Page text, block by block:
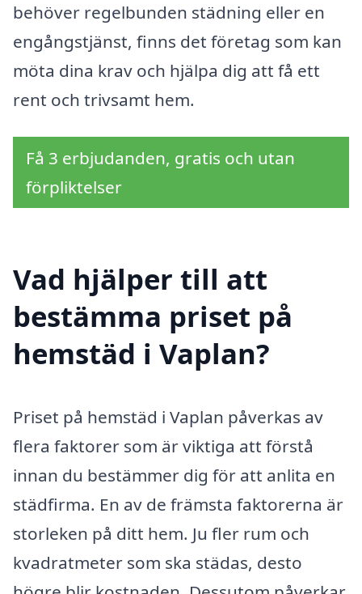
behöver regelbunden städning eller en
engångstjänst, finns det företag som kan
möta dina krav och hjälpa dig att få ett
rent och trivsamt hem.
Få 3 erbjudanden, gratis och utan
förpliktelser
Vad hjälper till att
bestämma priset på
hemstäd i Vaplan?
Priset på hemstäd i Vaplan påverkas av
flera faktorer som är viktiga att förstå
innan du bestämmer dig för att anlita en
städfirma. En av de främsta faktorerna är
storleken på ditt hem. Ju fler rum och
kvadratmeter som ska städas, desto